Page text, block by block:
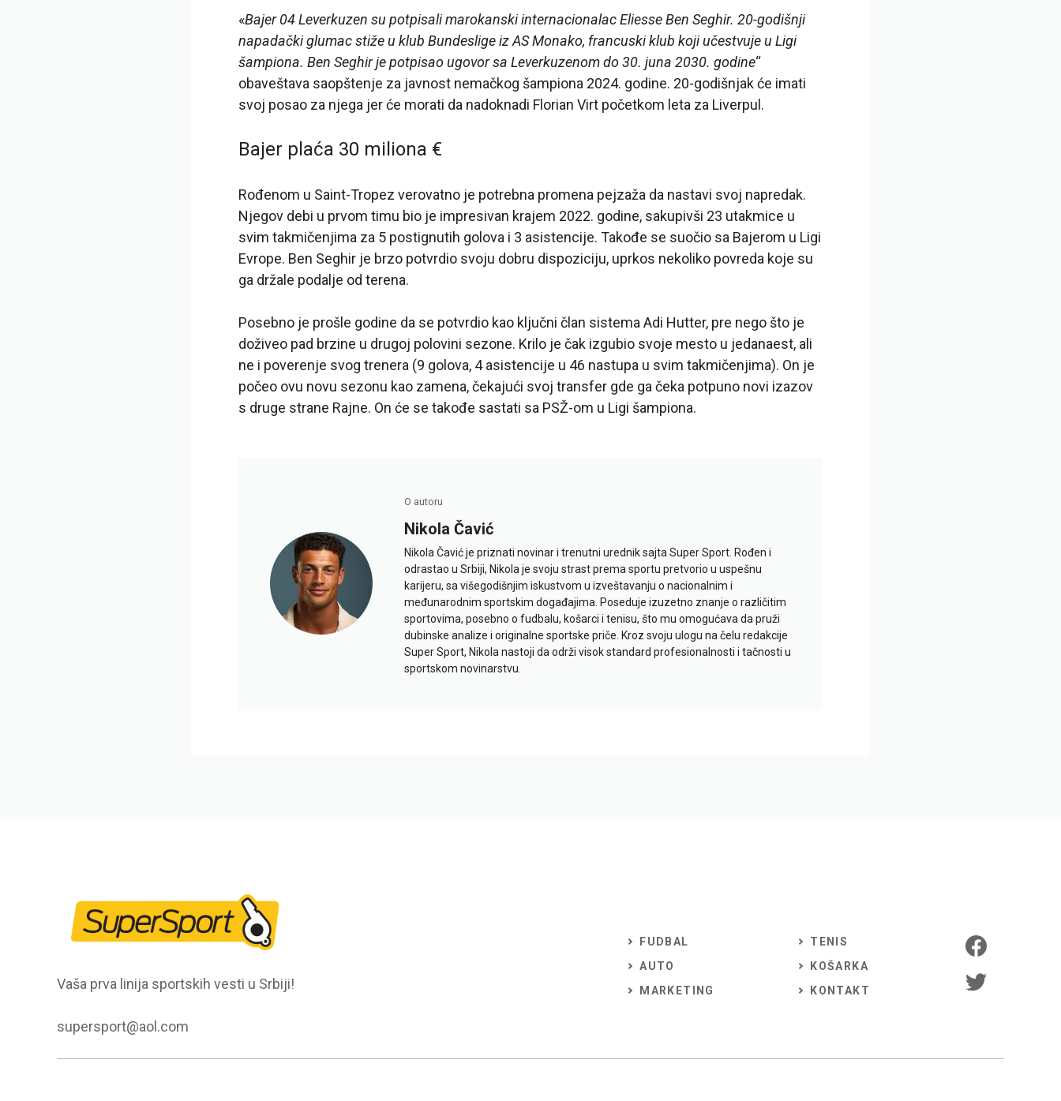
«Bajer 04 Leverkuzen su potpisali marokanski internacionalac Eliesse Ben Seghir. 20-godišnji
napadački glumac stiže u klub Bundeslige iz AS Monako, francuski klub koji učestvuje u Ligi
šampiona. Ben Seghir je potpisao ugovor sa Leverkuzenom do 30. juna 2030. godine“
obaveštava saopštenje za javnost nemačkog šampiona 2024. godine. 20-godišnjak će imati
svoj posao za njega jer će morati da nadoknadi Florian Virt početkom leta za Liverpul.
Bajer plaća 30 miliona €
Rođenom u Saint-Tropez verovatno je potrebna promena pejzaža da nastavi svoj napredak.
Njegov debi u prvom timu bio je impresivan krajem 2022. godine, sakupivši 23 utakmice u
svim takmičenjima za 5 postignutih golova i 3 asistencije. Takođe se suočio sa Bajerom u Ligi
Evrope. Ben Seghir je brzo potvrdio svoju dobru dispoziciju, uprkos nekoliko povreda koje su
ga držale podalje od terena.
Posebno je prošle godine da se potvrdio kao ključni član sistema Adi Hutter, pre nego što je
doživeo pad brzine u drugoj polovini sezone. Krilo je čak izgubio svoje mesto u jedanaest, ali
ne i poverenje svog trenera (9 golova, 4 asistencije u 46 nastupa u svim takmičenjima). On je
počeo ovu novu sezonu kao zamena, čekajući svoj transfer gde ga čeka potpuno novi izazov
s druge strane Rajne. On će se takođe sastati sa PSŽ-om u Ligi šampiona.
O autoru
Nikola Čavić
Nikola Čavić je priznati novinar i trenutni urednik sajta Super Sport. Rođen i
odrastao u Srbiji, Nikola je svoju strast prema sportu pretvorio u uspešnu
karijeru, sa višegodišnjim iskustvom u izveštavanju o nacionalnim i
međunarodnim sportskim događajima. Poseduje izuzetno znanje o različitim
sportovima, posebno o fudbalu, košarci i tenisu, što mu omogućava da pruži
dubinske analize i originalne sportske priče. Kroz svoju ulogu na čelu redakcije
Super Sport, Nikola nastoji da održi visok standard profesionalnosti i tačnosti u
sportskom novinarstvu.
Vaša prva linija sportskih vesti u Srbiji!
supersport@aol.com
FUDBAL
AUTO
MARKETING
TENIS
KOŠARKA
KONTAKT